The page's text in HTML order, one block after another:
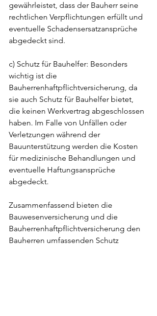
gewährleistet, dass der Bauherr seine
rechtlichen Verpflichtungen erfüllt und
eventuelle Schadensersatzansprüche
abgedeckt sind.
c) Schutz für Bauhelfer: Besonders
wichtig ist die
Bauherrenhaftpflichtversicherung, da
sie auch Schutz für Bauhelfer bietet,
die keinen Werkvertrag abgeschlossen
haben. Im Falle von Unfällen oder
Verletzungen während der
Bauunterstützung werden die Kosten
für medizinische Behandlungen und
eventuelle Haftungsansprüche
abgedeckt.
Zusammenfassend bieten die
Bauwesenversicherung und die
Bauherrenhaftpflichtversicherung den
Bauherren umfassenden Schutz